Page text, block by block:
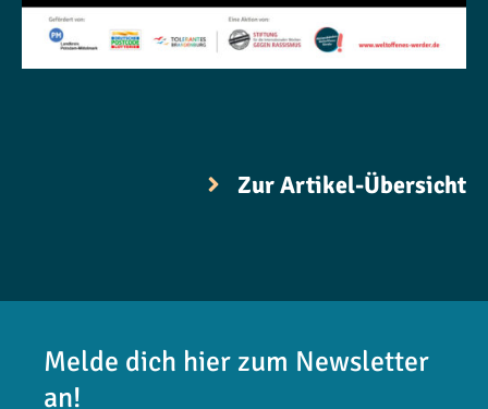
Zur Artikel-Übersicht
Melde dich hier zum Newsletter
an!